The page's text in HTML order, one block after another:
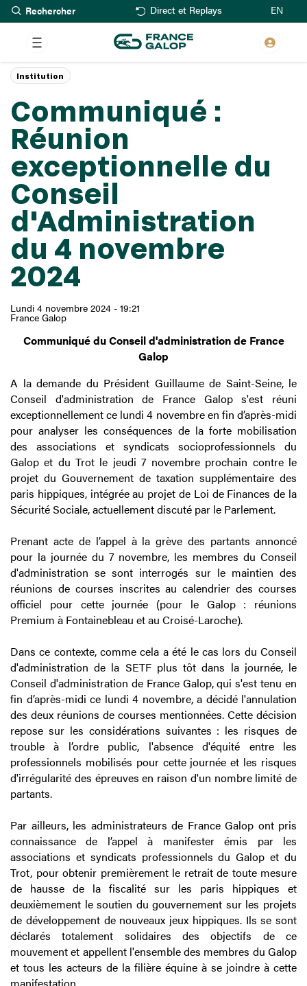
Aller
au
contenu
principal
Rechercher Direct et Replays EN
Communiqué :
Réunion
exceptionnelle du
Conseil
d'Administration
du 4 novembre
2024
Lundi 4 novembre 2024 - 19:21
France Galop
Institution
Communiqué du Conseil d'administration de France
Galop
A la demande du Président Guillaume de Saint-Seine, le
Conseil d'administration de France Galop s'est réuni
exceptionnellement ce lundi 4 novembre en fin d’après-midi
pour analyser les conséquences de la forte mobilisation
des associations et syndicats socioprofessionnels du
Galop et du Trot le jeudi 7 novembre prochain contre le
projet du Gouvernement de taxation supplémentaire des
paris hippiques, intégrée au projet de Loi de Finances de la
Sécurité Sociale, actuellement discuté par le Parlement.
Prenant acte de l’appel à la grève des partants annoncé
pour la journée du 7 novembre, les membres du Conseil
d'administration se sont interrogés sur le maintien des
réunions de courses inscrites au calendrier des courses
officiel pour cette journée (pour le Galop : réunions
Premium à Fontainebleau et au Croisé-Laroche).
Dans ce contexte, comme cela a été le cas lors du Conseil
d'administration de la SETF plus tôt dans la journée, le
Conseil d'administration de France Galop, qui s'est tenu en
fin d’après-midi ce lundi 4 novembre, a décidé l'annulation
des deux réunions de courses mentionnées. Cette décision
repose sur les considérations suivantes : les risques de
trouble à l’ordre public, l'absence d'équité entre les
professionnels mobilisés pour cette journée et les risques
d'irrégularité des épreuves en raison d'un nombre limité de
partants.
Par ailleurs, les administrateurs de France Galop ont pris
connaissance de l’appel à manifester émis par les
associations et syndicats professionnels du Galop et du
Trot, pour obtenir premièrement le retrait de toute mesure
de hausse de la fiscalité sur les paris hippiques et
deuxièmement le soutien du gouvernement sur les projets
de développement de nouveaux jeux hippiques. Ils se sont
déclarés totalement solidaires des objectifs de ce
mouvement et appellent l'ensemble des membres du Galop
et tous les acteurs de la filière équine à se joindre à cette